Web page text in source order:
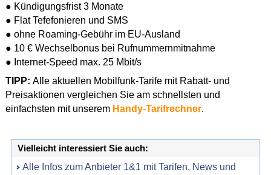
● Kündigungsfrist 3 Monate
● Flat Tefefonieren und SMS
● ohne Roaming-Gebühr im EU-Ausland
● 10 € Wechselbonus bei Rufnummernmitnahme
● Internet-Speed max. 25 Mbit/s
TIPP: Alle aktuellen Mobilfunk-Tarife mit Rabatt- und
Preisaktionen vergleichen Sie am schnellsten und
einfachsten mit unserem Handy-Tarifrechner.
Vielleicht interessiert Sie auch:
Alle Infos zum Anbieter 1&1 mit Tarifen, News und